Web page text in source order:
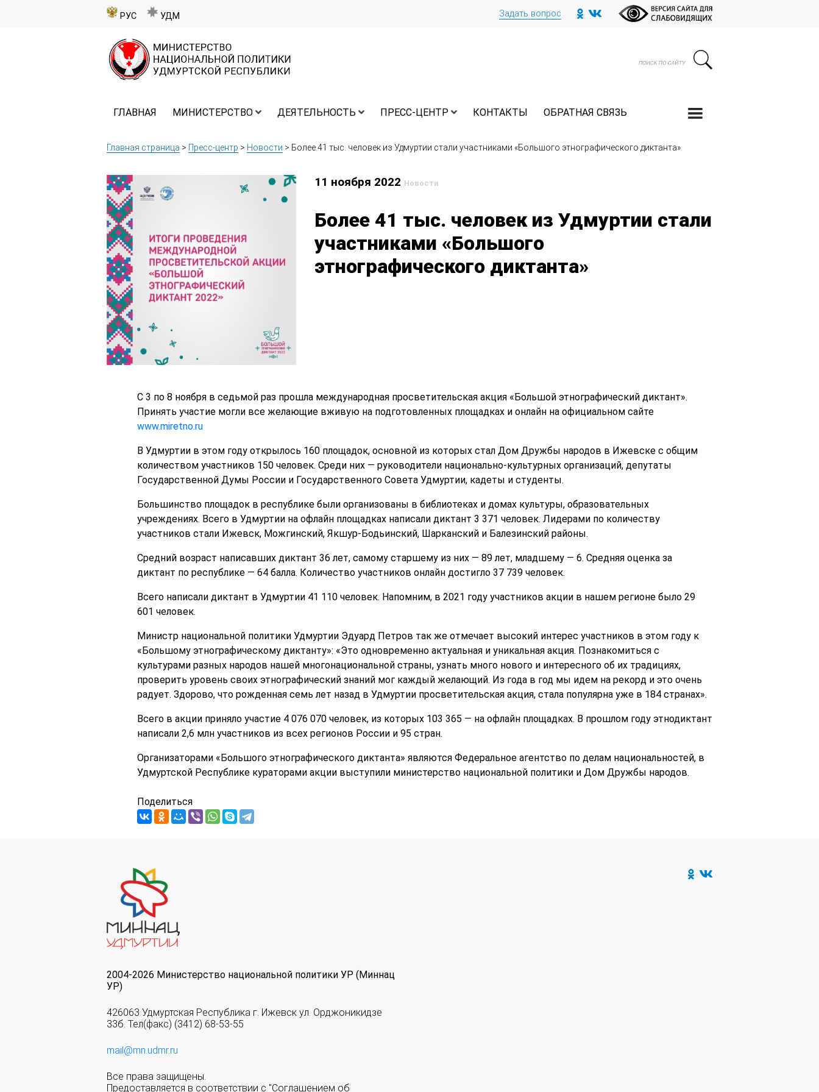
РУС УДМ Задать вопрос
ГЛАВНАЯ МИНИСТЕРСТВО ДЕЯТЕЛЬНОСТЬ ПРЕСС-ЦЕНТР КОНТАКТЫ ОБРАТНАЯ СВЯЗЬ
Главная страница > Пресс-центр > Новости > Более 41 тыс. человек из Удмуртии стали участниками «Большого этнографического диктанта»
11 ноября 2022 Новости
Более 41 тыс. человек из Удмуртии стали
участниками «Большого
этнографического диктанта»
С 3 по 8 ноября в седьмой раз прошла международная просветительская акция «Большой этнографический диктант».
Принять участие могли все желающие вживую на подготовленных площадках и онлайн на официальном сайте
www.miretno.ru
В Удмуртии в этом году открылось 160 площадок, основной из которых стал Дом Дружбы народов в Ижевске с общим
количеством участников 150 человек. Среди них — руководители национально-культурных организаций, депутаты
Государственной Думы России и Государственного Совета Удмуртии, кадеты и студенты.
Большинство площадок в республике были организованы в библиотеках и домах культуры, образовательных
учреждениях. Всего в Удмуртии на офлайн площадках написали диктант 3 371 человек. Лидерами по количеству
участников стали Ижевск, Можгинский, Якшур-Бодьинский, Шарканский и Балезинский районы.
Средний возраст написавших диктант 36 лет, самому старшему из них — 89 лет, младшему — 6. Средняя оценка за
диктант по республике — 64 балла. Количество участников онлайн достигло 37 739 человек.
Всего написали диктант в Удмуртии 41 110 человек. Напомним, в 2021 году участников акции в нашем регионе было 29
601 человек.
Министр национальной политики Удмуртии Эдуард Петров так же отмечает высокий интерес участников в этом году к
«Большому этнографическому диктанту»: «Это одновременно актуальная и уникальная акция. Познакомиться с
культурами разных народов нашей многонациональной страны, узнать много нового и интересного об их традициях,
проверить уровень своих этнографический знаний мог каждый желающий. Из года в год мы идем на рекорд и это очень
радует. Здорово, что рожденная семь лет назад в Удмуртии просветительская акция, стала популярна уже в 184 странах».
Всего в акции приняло участие 4 076 070 человек, из которых 103 365 — на офлайн площадках. В прошлом году этнодиктант
написали 2,6 млн участников из всех регионов России и 95 стран.
Организаторами «Большого этнографического диктанта» являются Федеральное агентство по делам национальностей, в
Удмуртской Республике кураторами акции выступили министерство национальной политики и Дом Дружбы народов.
Поделиться
2004-2026 Министерство национальной политики УР (Миннац
УР)
426063 Удмуртская Республика г. Ижевск ул. Орджоникидзе
33б. Тел(факс) (3412) 68-53-55
mail@mn.udmr.ru
Все права защищены.
Предоставляется в соответствии с "Соглашением об